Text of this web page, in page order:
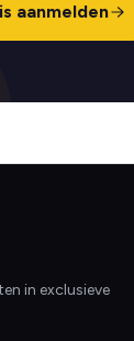
aanmelden
in exclusieve